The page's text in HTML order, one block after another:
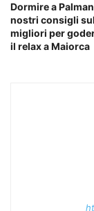
Dormire a
nostri consigli
migliori per
il relax a Maiorca